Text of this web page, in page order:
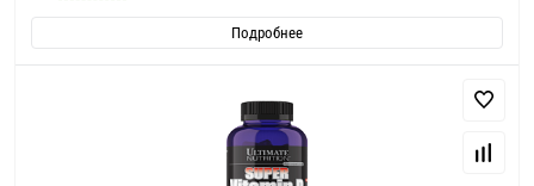
Подробнее